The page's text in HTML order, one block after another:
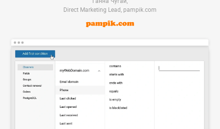
Direct Marketing Lead, pampik.com